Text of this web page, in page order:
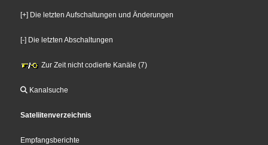
[+] Die letzten Aufschaltungen und Änderungen
[-] Die letzten Abschaltungen
Zur Zeit nicht codierte Kanäle (7)
Kanalsuche
Sateliitenverzeichnis
Empfangsberichte